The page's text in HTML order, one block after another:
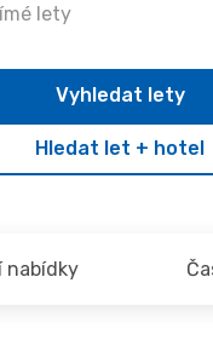
lety
Hledat let + hotel
Vyhledat lety
nabídky